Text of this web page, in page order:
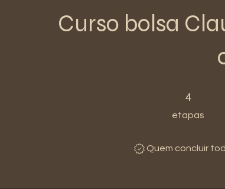
Curso bolsa
4
etapas
Quem concluir